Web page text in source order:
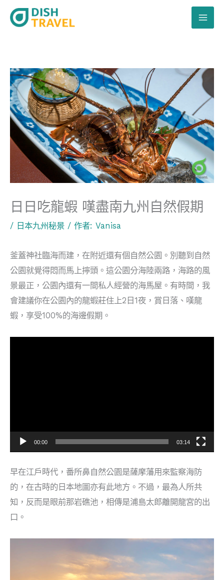
日日吃龍蝦 嘆盡南九州自然假期
/ 日本九州秘景 / 作者: Vanisa
釜蓋神社臨海而建，在附近還有個自然公園。別聽到自然
公園就覺得悶而馬上擰頭。這公園分海陸兩路，海路的風
景最正，公園內還有一間私人經營的海馬屋。有時間，我
會建議你在公園內的龍蝦莊住上2日1夜，賞日落、嘆龍
蝦，享受100%的海邊假期。
00:00 03:14
早在江戶時代，番所鼻自然公園是薩摩藩用來監察海防
的，在古時的日本地圖亦有此地方。不過，最為人所共
知，反而是眼前那岩礁池，相傳是浦島太郎離開龍宮的出
口。